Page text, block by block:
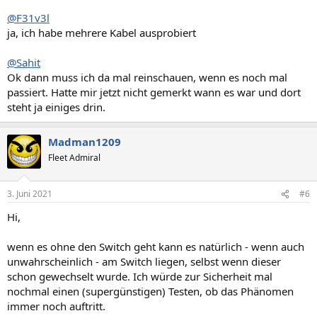
@F31v3l
ja, ich habe mehrere Kabel ausprobiert
@Sahit
Ok dann muss ich da mal reinschauen, wenn es noch mal
passiert. Hatte mir jetzt nicht gemerkt wann es war und dort
steht ja einiges drin.
Madman1209
Fleet Admiral
3. Juni 2021 #6
Hi,
wenn es ohne den Switch geht kann es natürlich - wenn auch
unwahrscheinlich - am Switch liegen, selbst wenn dieser
schon gewechselt wurde. Ich würde zur Sicherheit mal
nochmal einen (supergünstigen) Testen, ob das Phänomen
immer noch auftritt.